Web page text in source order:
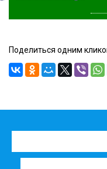
Поделиться одним